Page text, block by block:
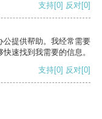
支持[0] 反对[0]
公提供帮助。我经常需要
速找到我需要的信息。
支持[0] 反对[0]